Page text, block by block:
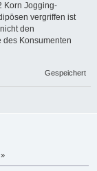
Korn Jogging-
vergriffen ist
den
des Konsumenten
Gespeichert